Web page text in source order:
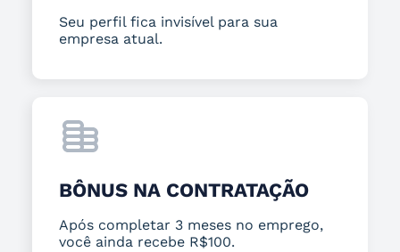
Seu perfil fica invisível para sua
empresa atual.
BÔNUS NA CONTRATAÇÃO
Após completar 3 meses no emprego,
você ainda recebe R$100.